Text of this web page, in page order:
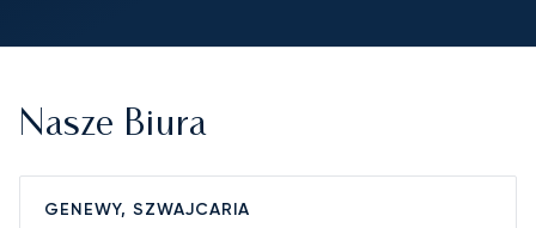
Nasze Biura
GENEWY, SZWAJCARIA